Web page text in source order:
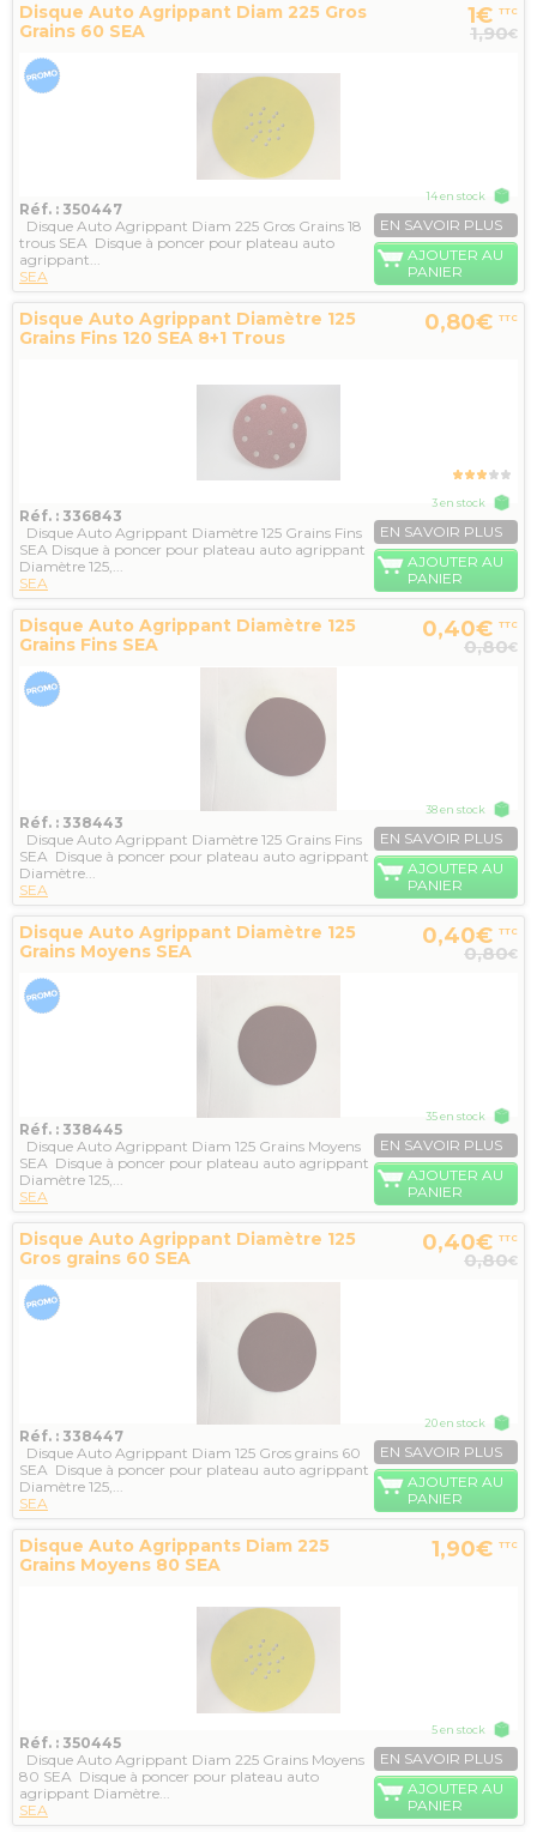
Disque Auto Agrippant Diam 225 Gros
Grains 60 SEA
1€ TTC
1,90€
Réf. : 350447
Disque Auto Agrippant Diam 225 Gros Grains 18
trous SEA Disque à poncer pour plateau auto
agrippant...
SEA
14 en stock
EN SAVOIR PLUS
AJOUTER AU
PANIER
Disque Auto Agrippant Diamètre 125
Grains Fins 120 SEA 8+1 Trous
0,80€ TTC
Réf. : 336843
Disque Auto Agrippant Diamètre 125 Grains Fins
SEA Disque à poncer pour plateau auto agrippant
Diamètre 125,...
SEA
3 en stock
EN SAVOIR PLUS
AJOUTER AU
PANIER
Disque Auto Agrippant Diamètre 125
Grains Fins SEA
0,40€ TTC
0,80€
Réf. : 338443
Disque Auto Agrippant Diamètre 125 Grains Fins
SEA Disque à poncer pour plateau auto agrippant
Diamètre...
SEA
38 en stock
EN SAVOIR PLUS
AJOUTER AU
PANIER
Disque Auto Agrippant Diamètre 125
Grains Moyens SEA
0,40€ TTC
0,80€
Réf. : 338445
Disque Auto Agrippant Diam 125 Grains Moyens
SEA Disque à poncer pour plateau auto agrippant
Diamètre 125,...
SEA
35 en stock
EN SAVOIR PLUS
AJOUTER AU
PANIER
Disque Auto Agrippant Diamètre 125
Gros grains 60 SEA
0,40€ TTC
0,80€
Réf. : 338447
Disque Auto Agrippant Diam 125 Gros grains 60
SEA Disque à poncer pour plateau auto agrippant
Diamètre 125,...
SEA
20 en stock
EN SAVOIR PLUS
AJOUTER AU
PANIER
Disque Auto Agrippants Diam 225
Grains Moyens 80 SEA
1,90€ TTC
Réf. : 350445
Disque Auto Agrippant Diam 225 Grains Moyens
80 SEA Disque à poncer pour plateau auto
agrippant Diamètre...
SEA
5 en stock
EN SAVOIR PLUS
AJOUTER AU
PANIER